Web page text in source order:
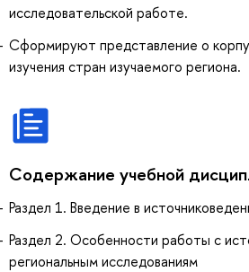
исследовательской работе.
Сформируют представление о
изучения стран изучаемого региона.
Содержание учебной
Раздел 1. Введение в
Раздел 2. Особенности работы с
региональным исследованиям